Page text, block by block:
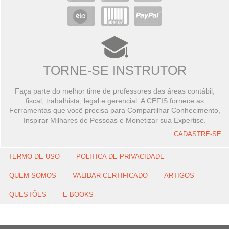
TORNE-SE INSTRUTOR
Faça parte do melhor time de professores das áreas contábil,
fiscal, trabalhista, legal e gerencial. A CEFIS fornece as
Ferramentas que você precisa para Compartilhar Conhecimento,
Inspirar Milhares de Pessoas e Monetizar sua Expertise.
CADASTRE-SE
TERMO DE USO POLITICA DE PRIVACIDADE
QUEM SOMOS VALIDAR CERTIFICADO ARTIGOS
QUESTÕES E-BOOKS